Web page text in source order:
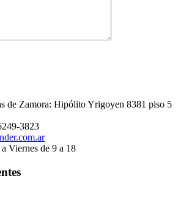
de Zamora: Hipólito Yrigoyen 8381 piso 5
3823
Viernes de 9 a 18